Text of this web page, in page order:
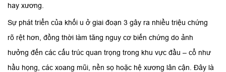
hay xương.
Sự phát triển của khối u ở giai đoạn 3 gây ra nhiều triệu chứng
rõ rệt hơn, đồng thời làm tăng nguy cơ biến chứng do ảnh
hưởng đến các cấu trúc quan trọng trong khu vực đầu – cổ như
hầu họng, các xoang mũi, nền sọ hoặc hệ xương lân cận. Đây là